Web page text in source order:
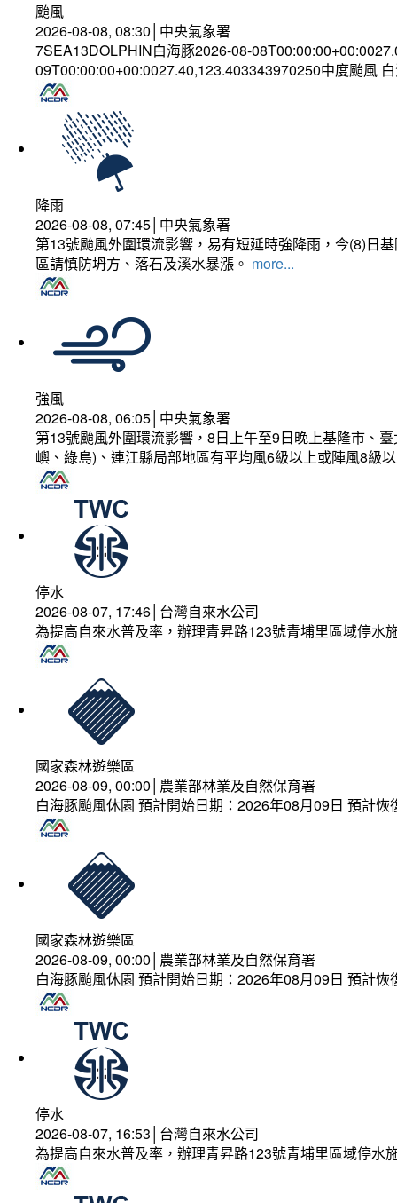
颱風
2026-08-08, 08:30│中央氣象署
7SEA13DOLPHIN白海豚2026-08-
09T00:00:00+00:0027.40,123.403343970250中度颱風
降雨
2026-08-08, 07:45│中央氣象署
第13號颱風外圍環流影響，易有短延時強降雨，今(8)日
區請慎防坍方、落石及溪水暴漲。 more...
強風
2026-08-08, 06:05│中央氣象署
第13號颱風外圍環流影響，8日上午至9日晚上基隆市、
嶼、綠島)、連江縣局部地區有平均風6級以上或陣風8級
停水
2026-08-07, 17:46│台灣自來水公司
為提高自來水普及率，辦理青昇路123號青埔里區域停水
國家森林遊樂區
2026-08-09, 00:00│農業部林業及自然保育署
白海豚颱風休園 預計開始日期：2026年08月09日 預計
國家森林遊樂區
2026-08-09, 00:00│農業部林業及自然保育署
白海豚颱風休園 預計開始日期：2026年08月09日 預計
停水
2026-08-07, 16:53│台灣自來水公司
為提高自來水普及率，辦理青昇路123號青埔里區域停水